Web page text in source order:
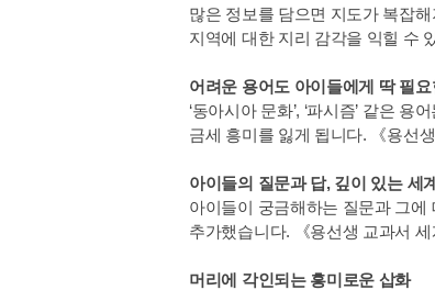
많은 정보를 담으면 지도가 복잡
지역에 대한 지리 감각을 익힐 수
어려운 용어도 아이들에게 딱 필
‘동아시아 문화’, ‘파시즘’ 같은
금세 흥미를 잃게 됩니다. 《용선
아이들의 질문과 답, 깊이 있는 세
아이들이 궁금해하는 질문과 그
추가했습니다. 《용선생 교과서
머리에 각인되는 흥미로운 삽화